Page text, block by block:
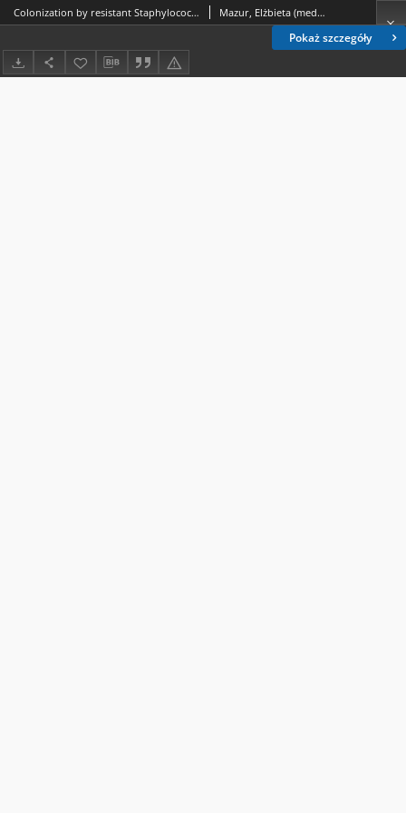
Pokaż szczegóły
Colonization by resistant Staphylococcus epidermidis strains in patients qualified for routine vascular reconstructions Mazur, Elżbieta (medycyna).; Niedźwiadek, Justyna.; Niwińska, Anna.; Terlecki, Piotr.; Wroński, Jacek.; Kozioł-Montewka, Maria.